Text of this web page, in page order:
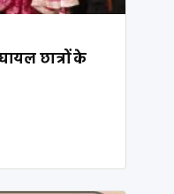
छात्रों के